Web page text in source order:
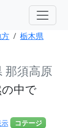
栃木県
那須高原
中で
コテージ